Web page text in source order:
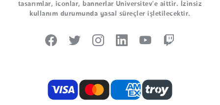
tasarımlar, iconlar, bannerlar Universitev'e aittir. İzinsiz
kullanım durumunda yasal süreçler işletilecektir.